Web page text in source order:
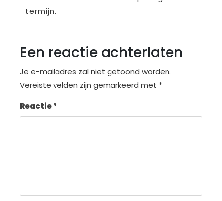
termijn.
Een reactie achterlaten
Je e-mailadres zal niet getoond worden.
Vereiste velden zijn gemarkeerd met *
Reactie*